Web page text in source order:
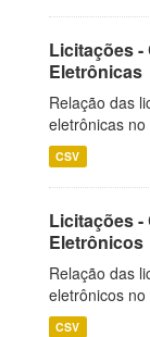
Licitações -
Eletrônicas
Relação das
eletrônicas
CSV
Licitações -
Eletrônicos
Relação das
eletrônicos
CSV